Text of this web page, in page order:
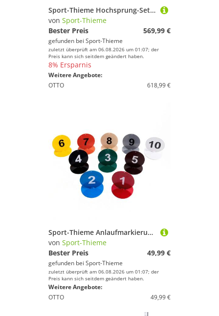
Geschlecht
Sport-Thieme Hochsprung-Set "Club"
von Sport-Thieme
Bester Preis
569,99 €
gefunden bei Sport-Thieme
zuletzt überprüft am 06.08.2026 um 01:07; der
Preis kann sich seitdem geändert haben.
8% Ersparnis
Weitere Angebote:
OTTO
618,99 €
Sport-Thieme Anlaufmarkierungs-Set "Club"
von Sport-Thieme
Bester Preis
49,99 €
gefunden bei Sport-Thieme
zuletzt überprüft am 06.08.2026 um 01:07; der
Preis kann sich seitdem geändert haben.
Weitere Angebote:
OTTO
49,99 €